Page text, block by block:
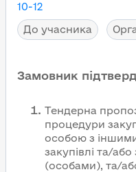
10-12
До учасника
Замовник
Тендерна
процедури
особою з
закупівлі та/
(особами), та/